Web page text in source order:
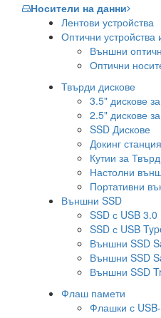
Носители на данни
Лентови устройства
Оптични устройства
Външни
Оптични
Твърди дискове
3.5" дискове
2.5" дискове
SSD Дискове
Докинг
Кутии за
Настолни
Портативни
Външни SSD
SSD с USB 3.0
SSD с USB
Външни SSD
Външни SSD
Външни SSD
Флаш памети
Флашки с